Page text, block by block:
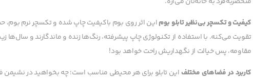
کیفیت و تکسچر بی‌نظیر تابلو بوماین اثر روی بوم باکیفیت چاپ شده و تکسچر نرم بوم،
تقویت می‌کنه. با استفاده از تکنولوژی چاپ پیشرفته، رنگ‌ها زنده و ماندگارند و
مقاومه، پس خیالت از نگهداریش راحت خواهد بود!
کاربرد در فضاهای مختلف این تابلو برای هر محیطی مناسب است؛ چه بخواهید در